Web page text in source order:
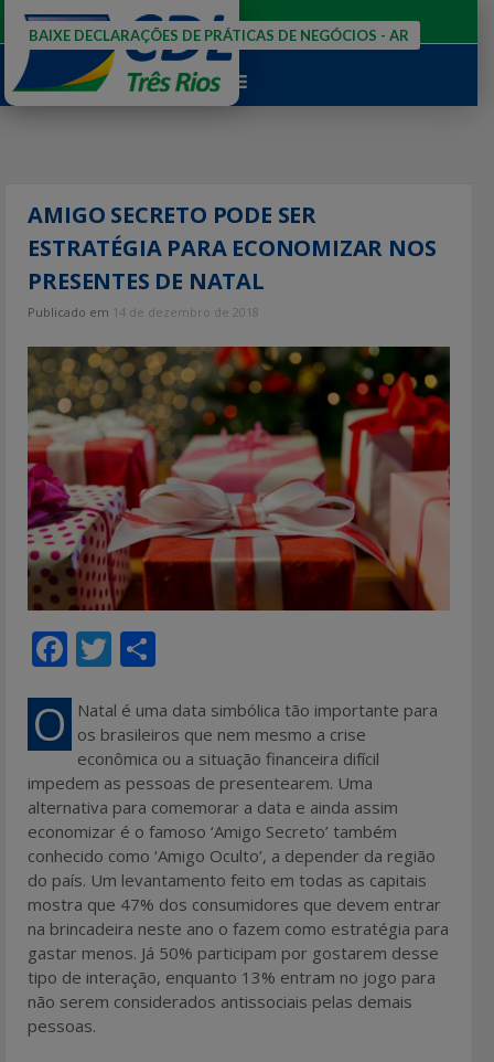
para
conteúdo
BAIXE DECLARAÇÕES DE PRÁTICAS DE NEGÓCIOS - AR
AMIGO SECRETO PODE SER
ESTRATÉGIA PARA ECONOMIZAR NOS
PRESENTES DE NATAL
Publicado em 14 de dezembro de 2018
F
ac
e
b
o
o
k
T
w
itt
er
ar
e
O
Natal é uma data simbólica tão importante para
os brasileiros que nem mesmo a crise
econômica ou a situação financeira difícil
impedem as pessoas de presentearem. Uma
alternativa para comemorar a data e ainda assim
economizar é o famoso ‘Amigo Secreto’ também
conhecido como ‘Amigo Oculto’, a depender da região
do país. Um levantamento feito em todas as capitais
mostra que 47% dos consumidores que devem entrar
na brincadeira neste ano o fazem como estratégia para
gastar menos. Já 50% participam por gostarem desse
tipo de interação, enquanto 13% entram no jogo para
não serem considerados antissociais pelas demais
pessoas.